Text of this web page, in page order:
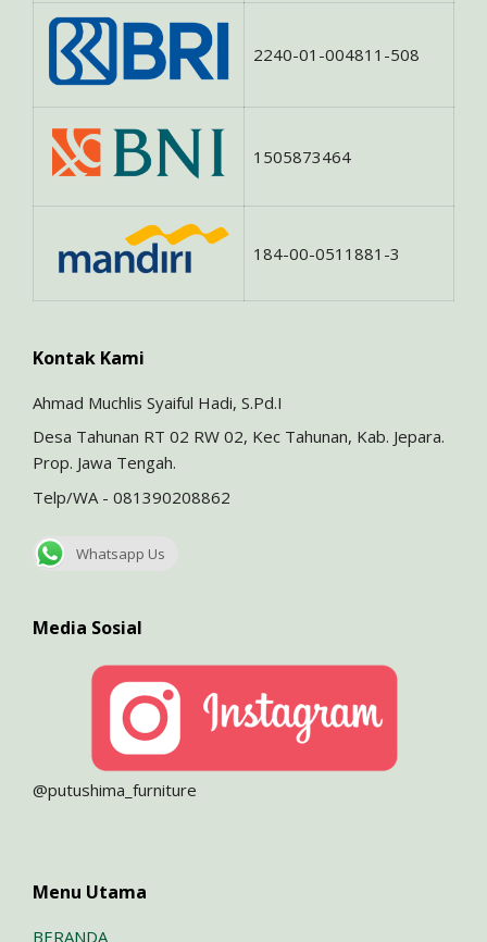
2240-01-004811-508
1505873464
184-00-0511881-3
Kontak Kami
Ahmad Muchlis Syaiful Hadi, S.Pd.I
Desa Tahunan RT 02 RW 02, Kec Tahunan, Kab. Jepara.
Prop. Jawa Tengah.
Telp/WA - 081390208862
Whatsapp Us
Media Sosial
@putushima_furniture
Menu Utama
BERANDA